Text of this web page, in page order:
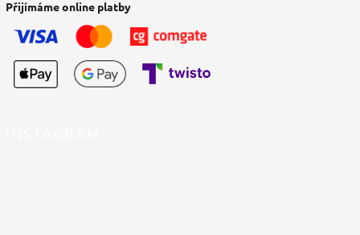
Přijímáme online platby